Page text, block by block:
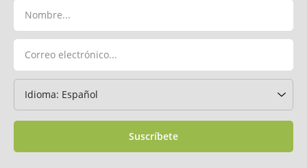
Suscríbete